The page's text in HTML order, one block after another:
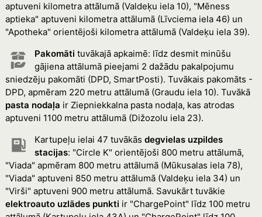
aptuveni kilometra attālumā (Valdeķu iela 10), "Mēness
aptieka" aptuveni kilometra attālumā (Līvciema iela 46) un
"Apotheka" orientējoši kilometra attālumā (Valdeķu iela 39).
Pakomāti tuvākajā apkaimē: līdz desmit minūšu
gājiena attālumā pieejami 2 dažādu pakalpojumu
sniedzēju pakomāti (DPD, SmartPosti). Tuvākais pakomāts -
DPD, apmēram 220 metru attālumā (Graudu iela 10). Tuvākā
pasta nodaļa ir Ziepniekkalna pasta nodaļa, kas atrodas
aptuveni 1100 metru attālumā (Dižozolu iela 23).
Kartupeļu ielai 47 tuvākās degvielas uzpildes
stacijas: "Circle K" orientējoši 800 metru attālumā,
"Viada" apmēram 800 metru attālumā (Mūkusalas iela 78),
"Viada" aptuveni 850 metru attālumā (Valdeķu iela 34) un
"Virši" aptuveni 900 metru attālumā. Savukārt tuvākie
elektroauto uzlādes punkti ir "ChargePoint" līdz 100 metru